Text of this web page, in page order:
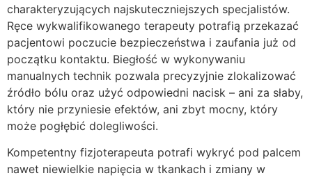
charakteryzujących najskuteczniejszych specjalistów.
Ręce wykwalifikowanego terapeuty potrafią przekazać
pacjentowi poczucie bezpieczeństwa i zaufania już od
początku kontaktu. Biegłość w wykonywaniu
manualnych technik pozwala precyzyjnie zlokalizować
źródło bólu oraz użyć odpowiedni nacisk – ani za słaby,
który nie przyniesie efektów, ani zbyt mocny, który
może pogłębić dolegliwości.
Kompetentny fizjoterapeuta potrafi wykryć pod palcem
nawet niewielkie napięcia w tkankach i zmiany w